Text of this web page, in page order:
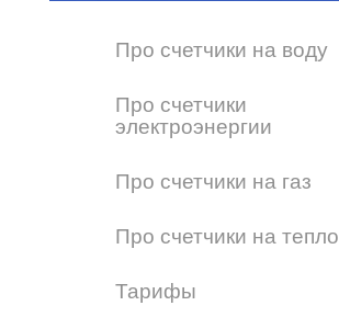
Про счетчики на воду
Про счетчики
электроэнергии
Про счетчики на газ
Про счетчики на тепло
Тарифы